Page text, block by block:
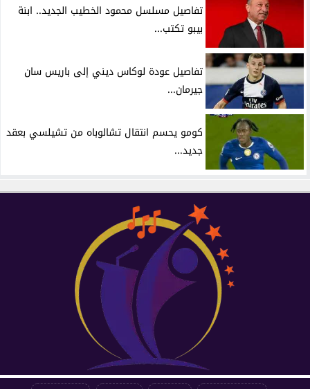
تفاصيل مسلسل محمود الخطيب الجديد.. ابنة
بيبو تكتب...
تفاصيل عودة لوكاس ديني إلى باريس سان
جيرمان...
كومو يحسم انتقال تشالوباه من تشيلسي بعقد
جديد...